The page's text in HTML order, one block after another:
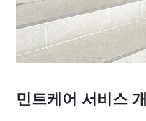
민트케어 서비스